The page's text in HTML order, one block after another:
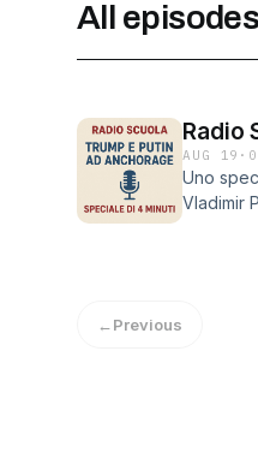
All episodes
Radio
AUG 19 ·
Uno
Vladimir
←Previous